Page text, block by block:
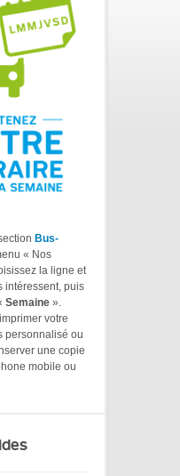
Bus-
« Nos
la ligne et
intéressent, puis
Semaine ».
votre
personnalisé ou
une copie
mobile ou